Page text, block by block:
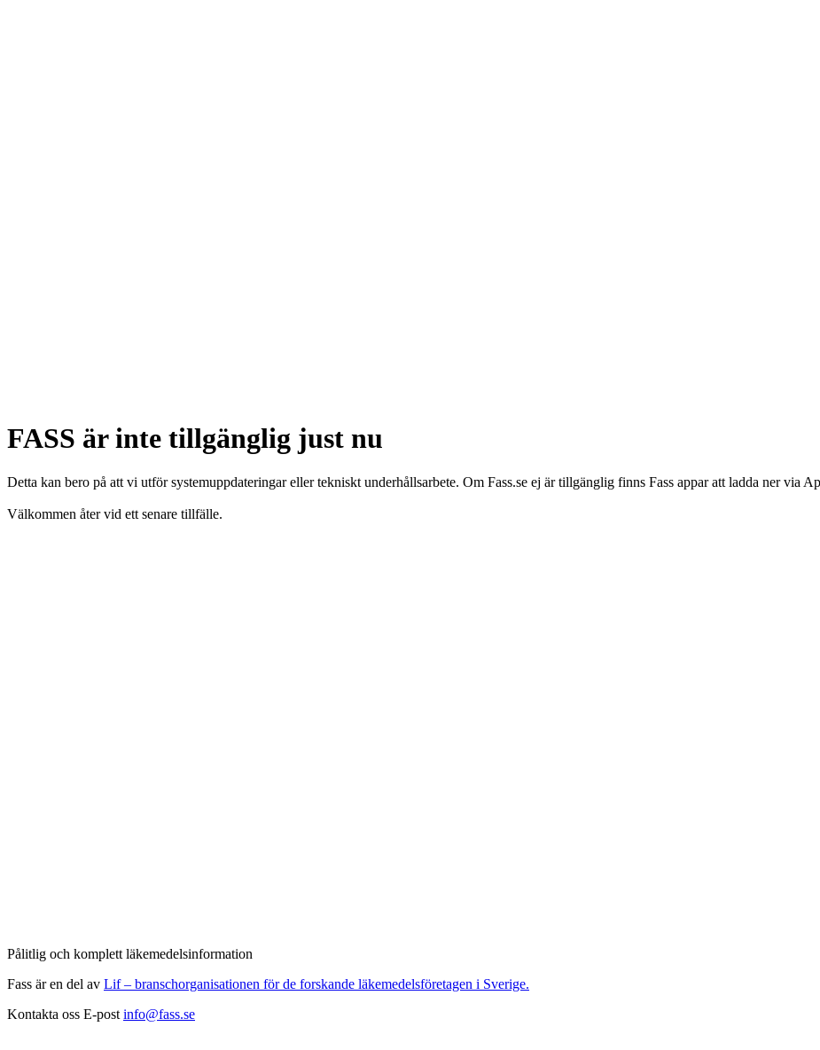
FASS är inte tillgänglig just nu
Detta kan bero på att vi utför systemuppdateringar eller tekniskt underhållsarbete. Om Fass.se ej är tillgänglig finns Fass appar att ladda ner via
Välkommen åter vid ett senare tillfälle.
Pålitlig och komplett läkemedelsinformation
Fass är en del av Lif – branschorganisationen för de forskande läkemedelsföretagen i Sverige.
Kontakta oss E-post info@fass.se